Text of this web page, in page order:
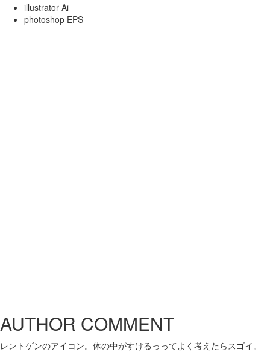
illustrator Ai
photoshop EPS
AUTHOR COMMENT
レントゲンのアイコン。体の中がすけるっってよく考えたらスゴイ。